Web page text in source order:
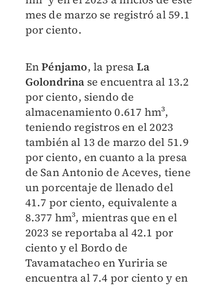
mes de marzo se registró al 59.1
por ciento.
EnPénjamo, la presa La
Golondrina se encuentra al 13.2
por ciento, siendo de
almacenamiento 0.617 hm³,
teniendo registros en el 2023
también al 13 de marzo del 51.9
por ciento, en cuanto a la presa
de San Antonio de Aceves, tiene
un porcentaje de llenado del
41.7 por ciento, equivalente a
8.377 hm³, mientras que en el
2023 se reportaba al 42.1 por
ciento y el Bordo de
Tavamatacheo en Yuriria se
encuentra al 7.4 por ciento y en